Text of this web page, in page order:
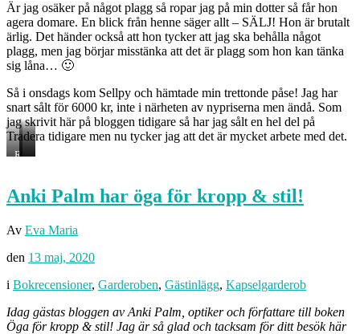
Är jag osäker på något plagg så ropar jag på min dotter så får hon
agera domare. En blick från henne säger allt – SÄLJ! Hon är brutalt
ärlig. Det händer också att hon tycker att jag ska behålla något
plagg, men jag börjar misstänka att det är plagg som hon kan tänka
sig låna… 🙂
Så i onsdags kom Sellpy och hämtade min trettonde påse! Jag har
snart sålt för 6000 kr, inte i närheten av nypriserna men ändå. Som
jag skrivit här på bloggen tidigare så har jag sålt en hel del på
Tradera tidigare men nu tycker jag att det är mycket arbete med det.
Rensa
…
…
Anki Palm har öga för kropp & stil!
Av Eva Maria
den 13 maj, 2020
i Bokrecensioner, Garderoben, Gästinlägg, Kapselgarderob
Idag gästas bloggen av Anki Palm, optiker och författare till boken
Öga för kropp & stil! Jag är så glad och tacksam för ditt besök här